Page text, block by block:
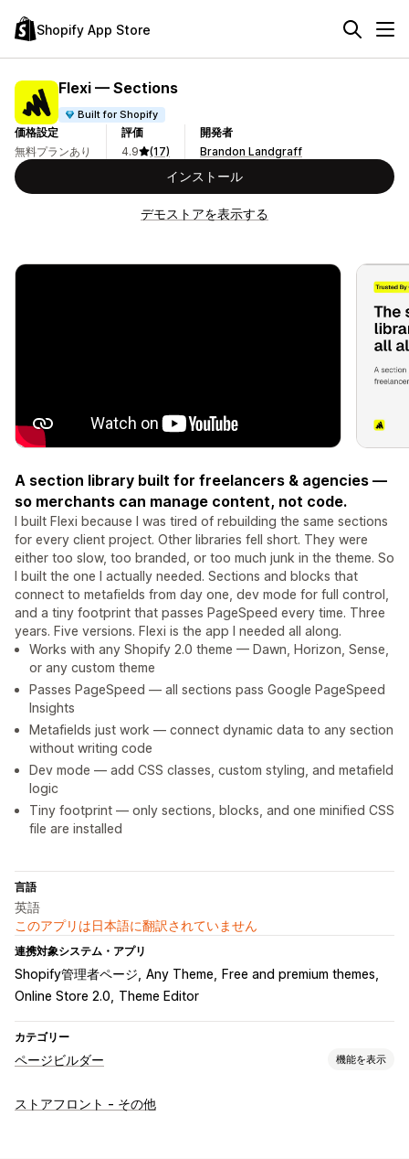
Shopify App Store
Flexi — Sections
Built for Shopify
価格設定
無料プランあり
評価
4.9
(17)
開発者
Brandon Landgraff
インストール
デモストアを表示する
A section library built for freelancers & agencies —
so merchants can manage content, not code.
I built Flexi because I was tired of rebuilding the same sections
for every client project. Other libraries fell short. They were
either too slow, too branded, or too much junk in the theme. So
I built the one I actually needed. Sections and blocks that
connect to metafields from day one, dev mode for full control,
and a tiny footprint that passes PageSpeed every time. Three
years. Five versions. Flexi is the app I needed all along.
Works with any Shopify 2.0 theme — Dawn, Horizon, Sense,
or any custom theme
Passes PageSpeed — all sections pass Google PageSpeed
Insights
Metafields just work — connect dynamic data to any section
without writing code
Dev mode — add CSS classes, custom styling, and metafield
logic
Tiny footprint — only sections, blocks, and one minified CSS
file are installed
言語
英語
このアプリは日本語に翻訳されていません
連携対象システム・アプリ
Shopify管理者ページ Any Theme
Free and premium themes
Online Store 2.0
Theme Editor
カテゴリー
ページビルダー 機能を表示
ページの種類
ストアフロント - その他